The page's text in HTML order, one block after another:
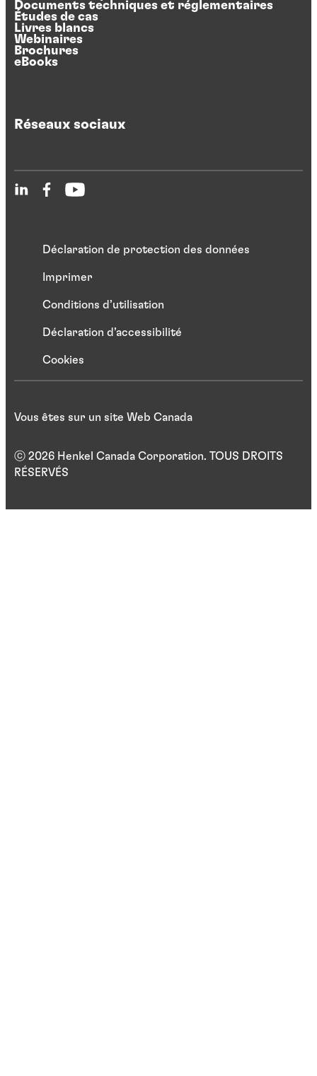
Documents techniques et réglementaires
Études de cas
Livres blancs
Webinaires
Brochures
eBooks
Réseaux sociaux
Déclaration de protection des données
Imprimer
Conditions d’utilisation
Déclaration d’accessibilité
Cookies
ⓒ 2026 Henkel Canada Corporation. TOUS DROITS
RÉSERVÉS
Vous êtes sur un site Web Canada